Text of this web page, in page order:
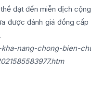
đạt đến miễn dịch
được đánh giá đồng
nang-chong-bien-